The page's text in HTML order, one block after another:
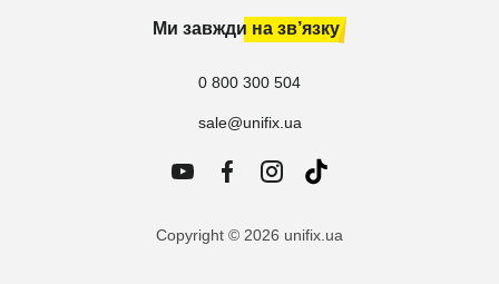
Copyright © 2026 unifix.ua
Ми завжди на зв’язку
0 800 300 504
sale@unifix.ua